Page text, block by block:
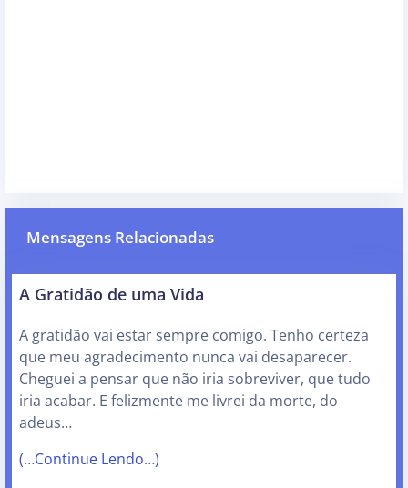
Mensagens Relacionadas
A Gratidão de uma Vida
A gratidão vai estar sempre comigo. Tenho certeza
que meu agradecimento nunca vai desaparecer.
Cheguei a pensar que não iria sobreviver, que tudo
iria acabar. E felizmente me livrei da morte, do
adeus…
(…Continue Lendo…)